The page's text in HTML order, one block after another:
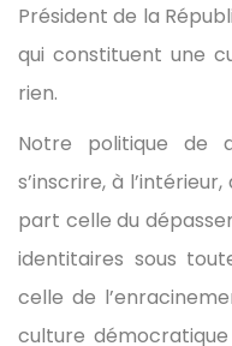
Président de la
qui constituent une
rien.
Notre politique de
s’inscrire, à
part celle du
identitaires sous
celle de
culture